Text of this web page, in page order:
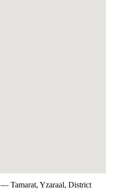
— Tamarat, Yzaraal, District